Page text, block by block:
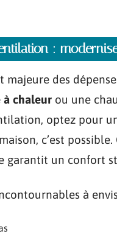
:
des
à chaleur ou une
optez pour
c’est
un confort
à